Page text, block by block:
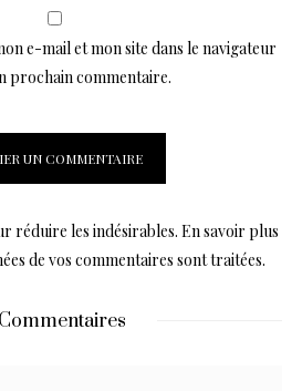
e-mail et mon site dans le navigateur
prochain commentaire.
réduire les indésirables. En savoir plus
de vos commentaires sont traitées.